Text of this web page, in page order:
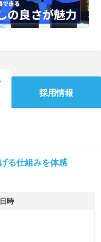
採用情報
る仕組みを体感
時